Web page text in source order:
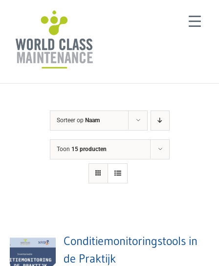
Sorteer op Naam
Toon 15 producten
Conditiemonitoringstools in
de Praktijk